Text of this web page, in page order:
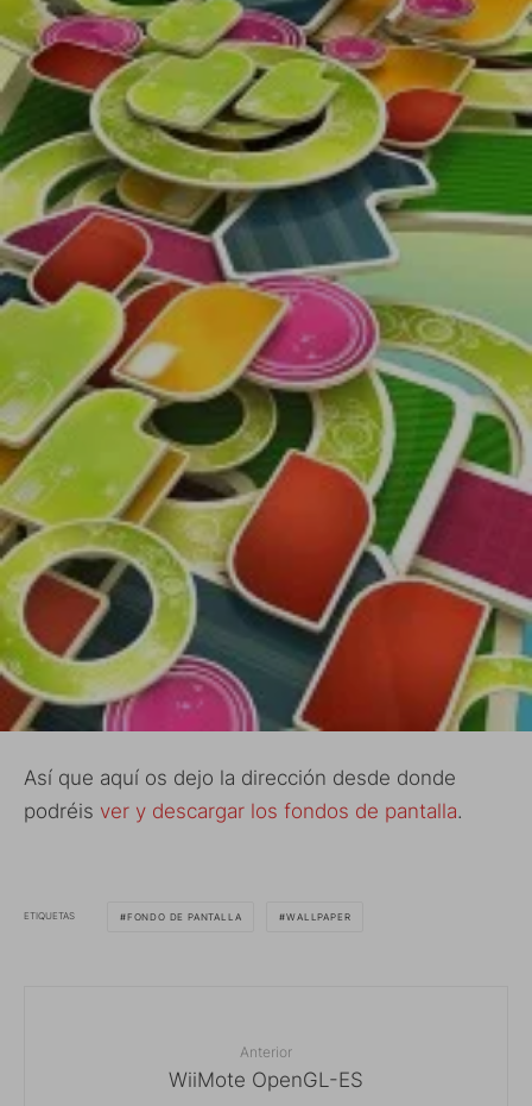
Así que aquí os dejo la dirección desde donde
podréis ver y descargar los fondos de pantalla.
ETIQUETAS FONDO DE PANTALLA WALLPAPER
Anterior
WiiMote OpenGL-ES